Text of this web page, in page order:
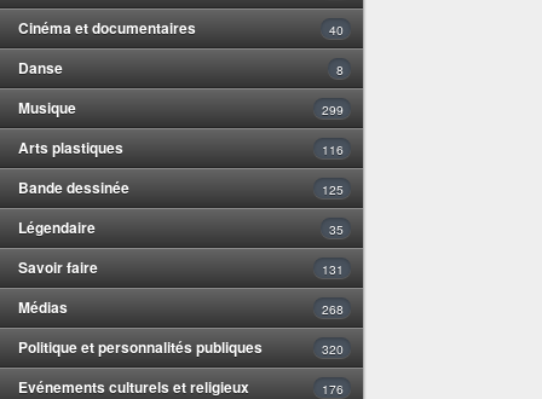
Cinéma et documentaires 40
Danse 8
Musique 299
Arts plastiques 116
Bande dessinée 125
Légendaire 35
Savoir faire 131
Médias 268
Politique et personnalités publiques 320
Evénements culturels et religieux 176